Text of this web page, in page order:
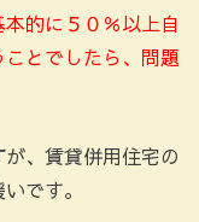
本的に５０％以上自
とでしたら、問題
が、賃貸併用住宅の
です。